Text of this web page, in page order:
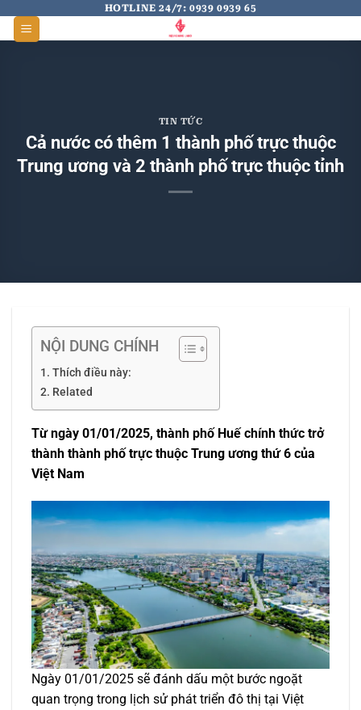
HOTLINE 24/7: 0939 0939 65
TIN TỨC
Cả nước có thêm 1 thành phố trực thuộc
Trung ương và 2 thành phố trực thuộc tỉnh
NỘI DUNG CHÍNH
Thích điều này:
Related
Từ ngày 01/01/2025, thành phố Huế chính thức trở
thành thành phố trực thuộc Trung ương thứ 6 của
Việt Nam
Ngày 01/01/2025 sẽ đánh dấu một bước ngoặt
quan trọng trong lịch sử phát triển đô thị tại Việt